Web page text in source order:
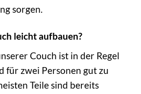
sorgen.
leicht aufbauen?
Couch ist in der Regel
für zwei Personen gut zu
Teile sind bereits